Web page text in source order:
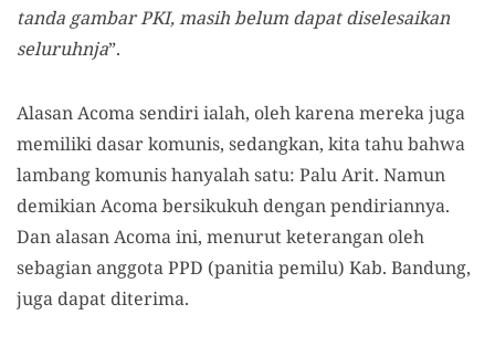
tanda gambar PKI, masih belum dapat diselesaikan
seluruhnja”.
Alasan Acoma sendiri ialah, oleh karena mereka juga
memiliki dasar komunis, sedangkan, kita tahu bahwa
lambang komunis hanyalah satu: Palu Arit. Namun
demikian Acoma bersikukuh dengan pendiriannya.
Dan alasan Acoma ini, menurut keterangan oleh
sebagian anggota PPD (panitia pemilu) Kab. Bandung,
juga dapat diterima.